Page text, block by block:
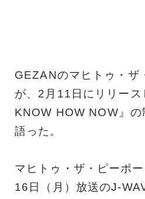
GEZANのマヒトゥ・ザ
が、2月11日にリリー
KNOW HOW NOW』の
語った。
マヒトゥ・ザ・ピーポ
16日（月）放送のJ-